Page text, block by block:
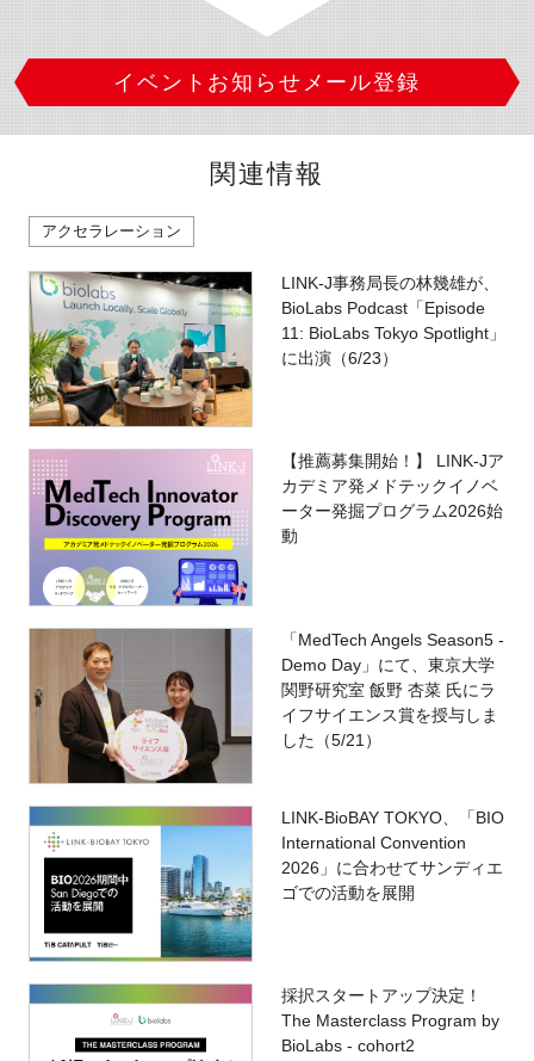
イベントお知らせメール登録
関連情報
アクセラレーション
LINK-J事務局長の林幾雄が、
BioLabs Podcast「Episode
11: BioLabs Tokyo Spotlight」
に出演（6/23）
【推薦募集開始！】 LINK-Jア
カデミア発メドテックイノベ
ーター発掘プログラム2026始
動
「MedTech Angels Season5 -
Demo Day」にて、東京大学
関野研究室 飯野 杏菜 氏にラ
イフサイエンス賞を授与しま
した（5/21）
LINK-BioBAY TOKYO、「BIO
International Convention
2026」に合わせてサンディエ
ゴでの活動を展開
採択スタートアップ決定！
The Masterclass Program by
BioLabs - cohort2